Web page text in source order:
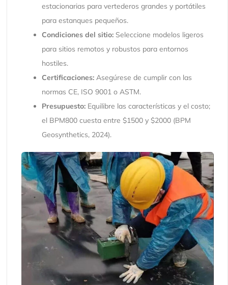
estacionarias para vertederos grandes y portátiles
para estanques pequeños.
Condiciones del sitio:Seleccione modelos ligeros
para sitios remotos y robustos para entornos
hostiles.
Certificaciones:Asegúrese de cumplir con las
normas CE, ISO 9001 o ASTM.
Presupuesto:Equilibre las características y el costo;
el BPM800 cuesta entre $1500 y $2000 (BPM
Geosynthetics, 2024).